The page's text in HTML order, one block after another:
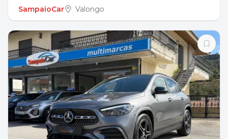
SampaioCar
Valongo